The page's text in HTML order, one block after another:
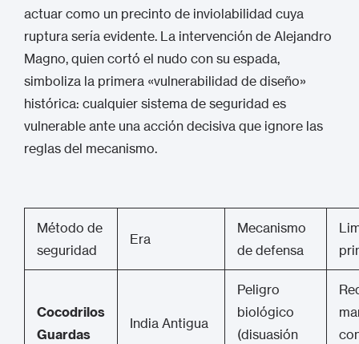
actuar como un precinto de inviolabilidad cuya
ruptura sería evidente. La intervención de Alejandro
Magno, quien cortó el nudo con su espada,
simboliza la primera «vulnerabilidad de diseño»
histórica: cualquier sistema de seguridad es
vulnerable ante una acción decisiva que ignore las
reglas del mecanismo.
Método de
seguridad
Era
Mecanismo
de defensa
Cocodrilos
Guardas
India Antigua
Peligro
biológico
(disuasión